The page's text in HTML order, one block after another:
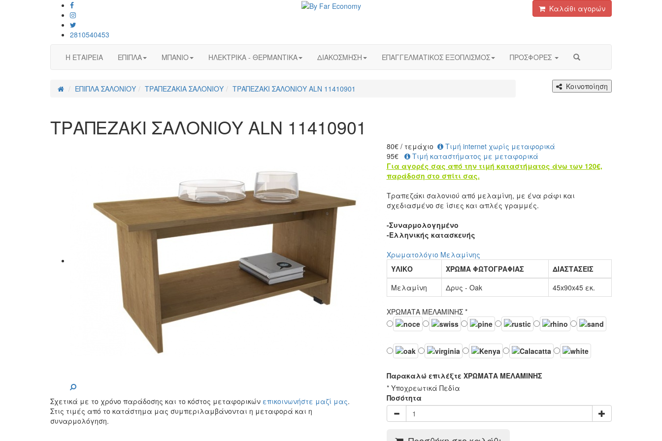
2810540453
Καλάθι αγορών
Η ΕΤΑΙΡΕΙΑ ΕΠΙΠΛΑ ΜΠΑΝΙΟ ΗΛΕΚΤΡΙΚΑ - ΘΕΡΜΑΝΤΙΚΑ ΔΙΑΚΟΣΜΗΣΗ ΕΠΑΓΓΕΛΜΑΤΙΚΟΣ ΕΞΟΠΛΙΣΜΟΣ ΠΡΟΣΦΟΡΕΣ
ΕΠΙΠΛΑ ΣΑΛΟΝΙΟΥ ΤΡΑΠΕΖΑΚΙΑ ΣΑΛΟΝΙΟΥ ΤΡΑΠΕΖΑΚΙ ΣΑΛΟΝΙΟΥ ALN 11410901 Κοινοποίηση
ΤΡΑΠΕΖΑΚΙ ΣΑΛΟΝΙΟΥ ALN 11410901
Σχετικά με το χρόνο παράδοσης και το κόστος μεταφορικών επικοινωνήστε μαζί μας.
Στις τιμές από το κατάστημα μας συμπεριλαμβάνονται η μεταφορά και η
συναρμολόγηση.
80€ / τεμάχιο
Τιμή internet χωρίς μεταφορικά
95€
Τιμή καταστήματος με μεταφορικά
Για αγορές σας από την τιμή καταστήματος άνω των 120€,
παράδοση στο σπίτι σας.
Τραπεζάκι σαλονιού από μελαμίνη, με ένα ράφι και
σχεδιασμένο σε ίσιες και απλές γραμμές.
-Συναρμολογημένο
-Ελληνικής κατασκευής
Χρωματολόγιο Μελαμίνης
ΥΛΙΚΟ
ΧΡΩΜΑ ΦΩΤΟΓΡΑΦΙΑΣ
ΔΙΑΣΤΑΣΕΙΣ
Μελαμίνη
Δρυς - Oak 45x90x45 εκ.
ΧΡΩΜΑΤΑ ΜΕΛΑΜΙΝΗΣ *
Παρακαλώ επιλέξτε ΧΡΩΜΑΤΑ ΜΕΛΑΜΙΝΗΣ
* Υποχρεωτικά Πεδία
Ποσότητα